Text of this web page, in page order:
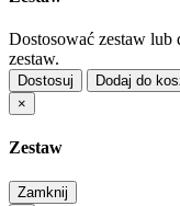
Dostosować zestaw lub
zestaw.
Dostosuj
Dodaj do
×
Zestaw
Zamknij